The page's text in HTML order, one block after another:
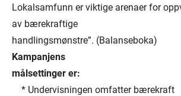
Lokalsamfunn er viktige arenaer for
av bærekraftige
handlingsmønstre”. (Balanseboka)
Kampanjens
målsettinger er:
* Undervisningen omfatter bærekraft